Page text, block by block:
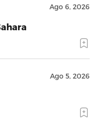
Ago 6, 2026
Ago 5, 2026